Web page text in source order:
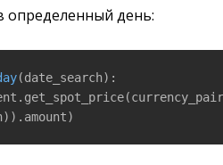
определенный день:
(date_search) :